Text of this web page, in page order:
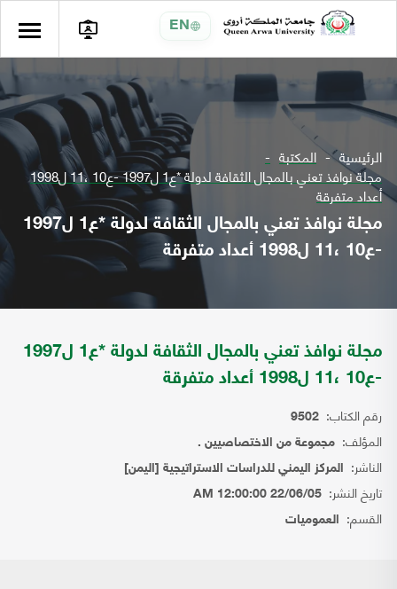
EN
الرئيسية المكتبة
مجلة نوافذ تعني بالمجال الثقافة لدولة *ع1 ل1997 -ع10 ،11 ل1998
أعداد متفرقة
مجلة نوافذ تعني بالمجال الثقافة لدولة *ع1 ل1997
-ع10 ،11 ل1998 أعداد متفرقة
مجلة نوافذ تعني بالمجال الثقافة لدولة *ع1 ل1997
-ع10 ،11 ل1998 أعداد متفرقة
رقم الكتاب: 9502
المؤلف: مجموعة من الاختصاصيين .
الناشر: المركز اليمني للدراسات الاستراتيجية [اليمن]
تاريخ النشر: 22/06/05 12:00:00 AM
القسم: العموميات